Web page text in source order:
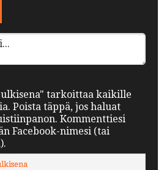
tarkoittaa kaikille
Poista täppä, jos haluat
Kommenttiesi
Facebook-nimesi (tai